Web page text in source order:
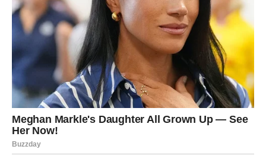
Zvijezde vam donose priliku da konačno živite mirnije,
sretnije i bez stalnog straha za budućnost.
Zato ne sumnjajte u sebe.
Jer sudbina vam uskoro donosi ogromne pare i razlog da
konačno budete istinski zadovoljni svojim životom.